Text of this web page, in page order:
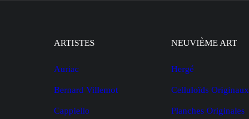
ARTISTES
Auriac
Bernard Villemot
Cappiello
NEUVIÈME ART
Hergé
Celluloïds Originaux
Planches Originales